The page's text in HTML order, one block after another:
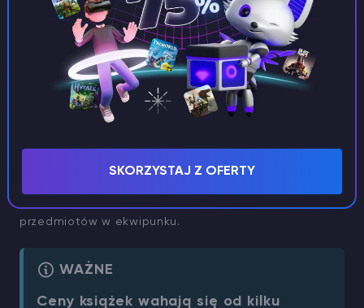
Co można kupić w księgarni
Marcello?
Przede wszystkim książki, które są nie tylko
materiałem do czytania, ale także ulepszeniami,
przeczytaniu. Ulepszenia te mogą zwiększyć szybkość
biegu, szybkość galopu konia, poprawić umiejętności
przedmiotów w ekwipunku.
WAŻNE
Ceny książek wahają się od kilku
SKORZYSTAJ Z OFERTY